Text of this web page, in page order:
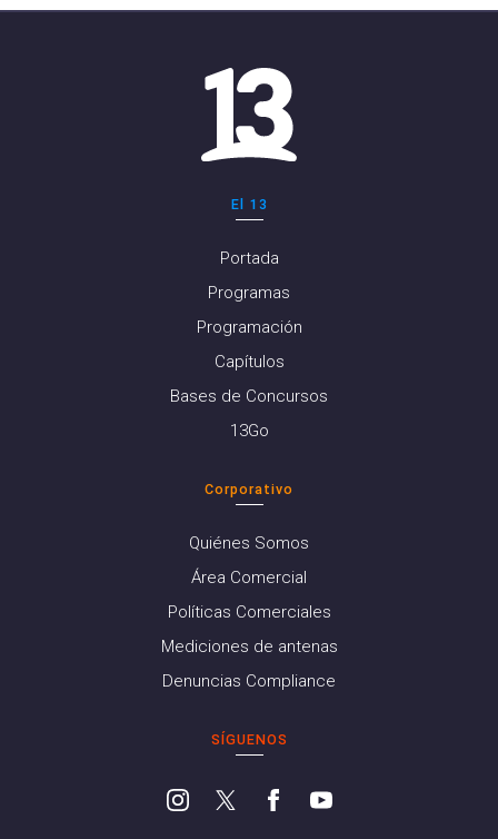
El 13
Portada
Programas
Programación
Capítulos
Bases de Concursos
13Go
Corporativo
Quiénes Somos
Área Comercial
Políticas Comerciales
Mediciones de antenas
Denuncias Compliance
SÍGUENOS